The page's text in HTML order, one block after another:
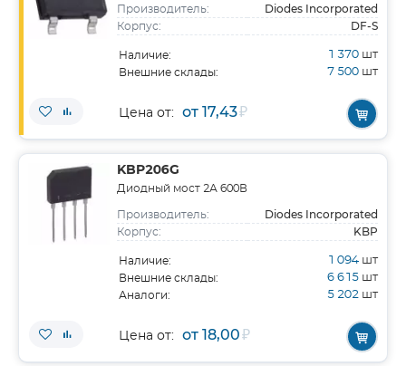
Производитель: Diodes Incorporated
Корпус: DF-S
Наличие: 1 370 шт
Внешние склады: 7 500 шт
Цена от: от 17,43₽
KBP206G
Диодный мост 2А 600В
Производитель: Diodes Incorporated
Корпус: KBP
Наличие: 1 094 шт
Внешние склады: 6 615 шт
Аналоги: 5 202 шт
Цена от: от 18,00₽